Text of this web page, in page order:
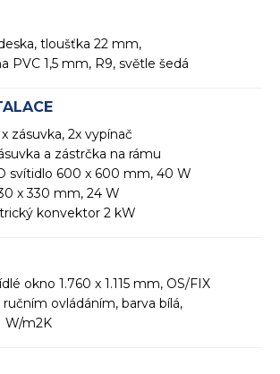
tloušťka 22 mm,
PVC 1,5 mm, R9, světle šedá
zásuvka, 2x vypínač
a zástrčka na rámu
svítidlo 600 x 600 mm, 40 W
x 330 mm, 24 W
konvektor 2 kW
okno 1.760 x 1.115 mm, OS/FIX
ovládáním, barva bílá,
W/m2K